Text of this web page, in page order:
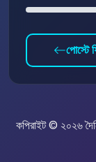
পোস্টে
কপিরাইট © ২০২৬